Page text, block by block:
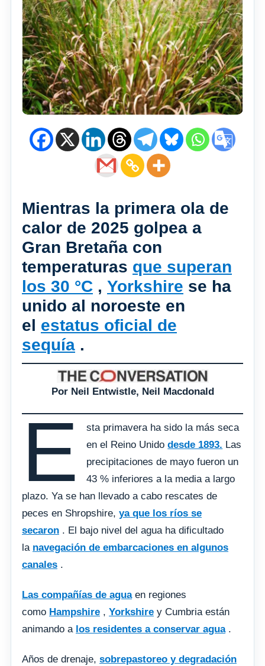
Mientras la primera ola de
calor de 2025 golpea a
Gran Bretaña con
temperaturas que superan
los 30 °C , Yorkshire se ha
unido al noroeste en
el estatus oficial de
sequía .
Por Neil Entwistle, Neil Macdonald
E
sta primavera ha sido la más seca
en el Reino Unidodesde 1893. Las
precipitaciones de mayo fueron un
43 % inferiores a la media a largo
plazo. Ya se han llevado a cabo rescates de
peces en Shropshire, ya que los ríos se
secaron . El bajo nivel del agua ha dificultado
la navegación de embarcaciones en algunos
canales .
Las compañías de aguaen regiones
como Hampshire , Yorkshire y Cumbria están
animando a los residentes a conservar agua.
Años de drenaje, sobrepastoreo y degradación